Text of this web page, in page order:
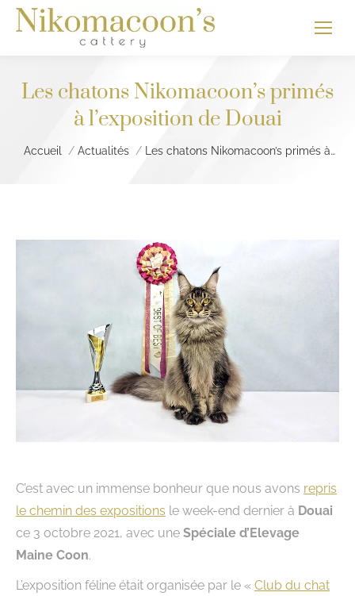
Les chatons Nikomacoon’s primés
à l’exposition de Douai
Vous êtes ici :
Accueil Actualités Les chatons Nikomacoon’s primés à…
C’est avec un immense bonheur que nous avons repris
le chemin des expositions le week-end dernier à Douai
ce 3 octobre 2021, avec une Spéciale d’Elevage
Maine Coon.
L’exposition féline était organisée par le « Club du chat